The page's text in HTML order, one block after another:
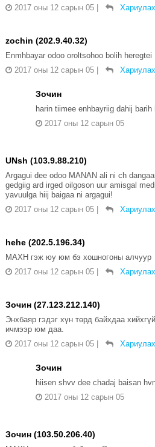
2017 оны 12 сарын 05
Хариулах
zochin (202.9.40.32)
Enmhbayar odoo oroltsohoo bolih heregtei
2017 оны 12 сарын 05
Хариулах
Зочин
harin tiimee enhbayriig dahij barih
2017 оны 12 сарын 05
UNsh (103.9.88.210)
Argagui dee odoo MANAN ali ni ch
gedgiig ard irged oilgoson uur amisgal
yavuulga hiij baigaa ni argagui!
2017 оны 12 сарын 05
Хариулах
hehe (202.5.196.34)
МАХН гэж юу юм бэ хошногоны алчуур
2017 оны 12 сарын 05
Хариулах
Зочин (27.123.212.140)
Энхбаяр гэдэг хүн төрд байхдаа
ичмээр юм даа.
2017 оны 12 сарын 05
Хариулах
Зочин
hiisen shvv dee chadaj baisan
2017 оны 12 сарын 05
Зочин (103.50.206.40)